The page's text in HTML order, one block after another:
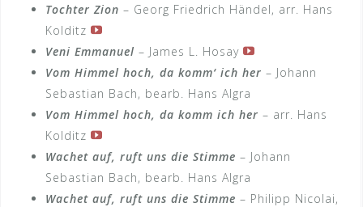
Tochter Zion – Georg Friedrich Händel, arr. Hans
Kolditz
Veni Emmanuel – James L. Hosay
Vom Himmel hoch, da komm‘ ich her – Johann
Sebastian Bach, bearb. Hans Algra
Vom Himmel hoch, da komm ich her – arr. Hans
Kolditz
Wachet auf, ruft uns die Stimme – Johann
Sebastian Bach, bearb. Hans Algra
Wachet auf, ruft uns die Stimme – Philipp Nicolai,